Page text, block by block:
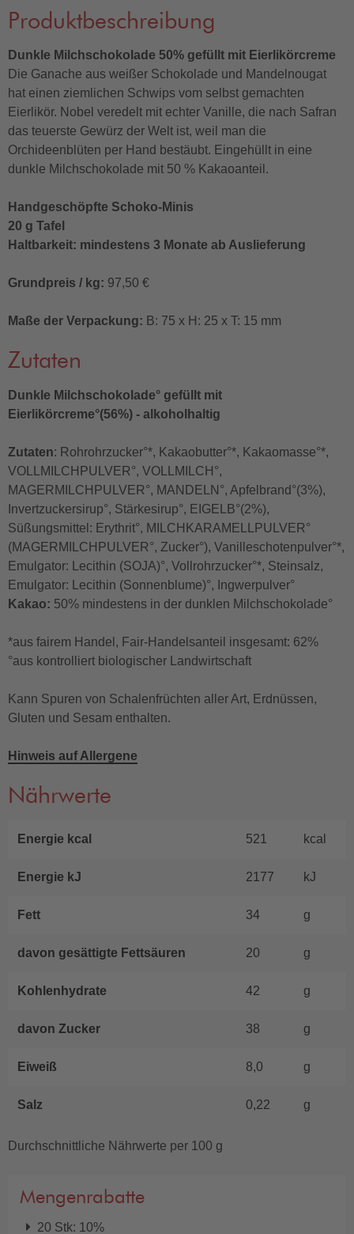
Produktbeschreibung
Dunkle Milchschokolade 50% gefüllt mit Eierlikörcreme
Die Ganache aus weißer Schokolade und Mandelnougat
hat einen ziemlichen Schwips vom selbst gemachten
Eierlikör. Nobel veredelt mit echter Vanille, die nach Safran
das teuerste Gewürz der Welt ist, weil man die
Orchideenblüten per Hand bestäubt. Eingehüllt in eine
dunkle Milchschokolade mit 50 % Kakaoanteil.
Handgeschöpfte Schoko-Minis
20 g Tafel
Haltbarkeit: mindestens 3 Monate ab Auslieferung
Grundpreis / kg: 97,50 €
Maße der Verpackung: B: 75 x H: 25 x T: 15 mm
Zutaten
Dunkle Milchschokolade° gefüllt mit
Eierlikörcreme°(56%) - alkoholhaltig
Zutaten: Rohrohrzucker°*, Kakaobutter°*, Kakaomasse°*,
VOLLMILCHPULVER°, VOLLMILCH°,
MAGERMILCHPULVER°, MANDELN°, Apfelbrand°(3%),
Invertzuckersirup°, Stärkesirup°, EIGELB°(2%),
Süßungsmittel: Erythrit°, MILCHKARAMELLPULVER°
(MAGERMILCHPULVER°, Zucker°), Vanilleschotenpulver°*,
Emulgator: Lecithin (SOJA)°, Vollrohrzucker°*, Steinsalz,
Emulgator: Lecithin (Sonnenblume)°, Ingwerpulver°
Kakao: 50% mindestens in der dunklen Milchschokolade°
*aus fairem Handel, Fair-Handelsanteil insgesamt: 62%
°aus kontrolliert biologischer Landwirtschaft
Kann Spuren von Schalenfrüchten aller Art, Erdnüssen,
Gluten und Sesam enthalten.
Hinweis auf Allergene
Nährwerte
Energie kcal 521 kcal
Energie kJ 2177 kJ
Fett 34 g
davon gesättigte Fettsäuren 20 g
Kohlenhydrate 42 g
davon Zucker 38 g
Eiweiß 8,0 g
Salz 0,22 g
Durchschnittliche Nährwerte per 100 g
Mengenrabatte
20 Stk: 10%